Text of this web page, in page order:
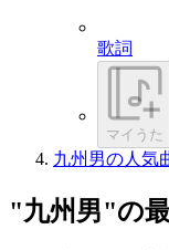
歌詞
マイうた
九州男の人気
"九州男"の